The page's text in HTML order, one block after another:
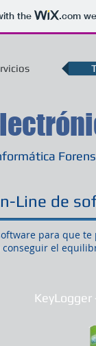
the .com
Line de
para que
el